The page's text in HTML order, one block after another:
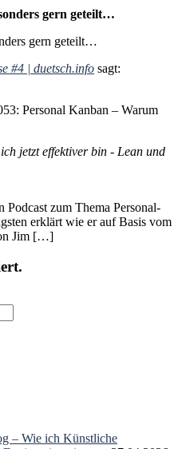
gern geteilt…
gern geteilt…
#4 | duetsch.info sagt:
Personal Kanban – Warum
jetzt effektiver bin - Lean und
zum Thema Personal-
erklärt wie er auf Basis vom
Jim […]
– Wie ich Künstliche